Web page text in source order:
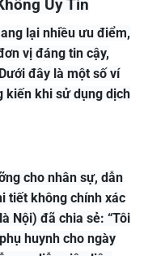
Uy Tín
lại nhiều ưu điểm,
vị đáng tin cậy,
đây là một số ví
kiến khi sử dụng dịch
cho nhân sự, dẫn
tiết không chính xác
Nội) đã chia sẻ: “Tôi
huynh cho ngày